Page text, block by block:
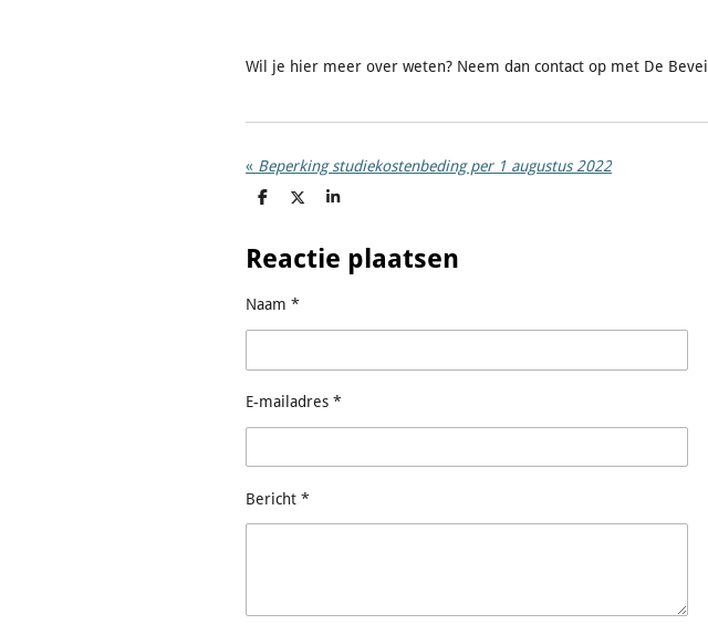
Wil je hier meer over weten? Neem dan contact op met De
« Beperking studiekostenbeding per 1 augustus 2022
D
n
D
S
e
Reactie plaatsen
Naam *
E-mailadres *
Bericht *